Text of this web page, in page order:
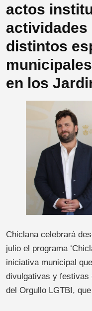
actos
distintos
en los
Chiclana celebrará
julio el programa
iniciativa municipal
divulgativas y festivas
del Orgullo LGTBI,